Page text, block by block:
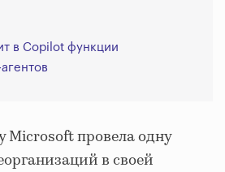
в Copilot функции
провела одну
в своей